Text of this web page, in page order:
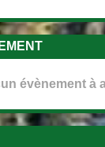
évènement à